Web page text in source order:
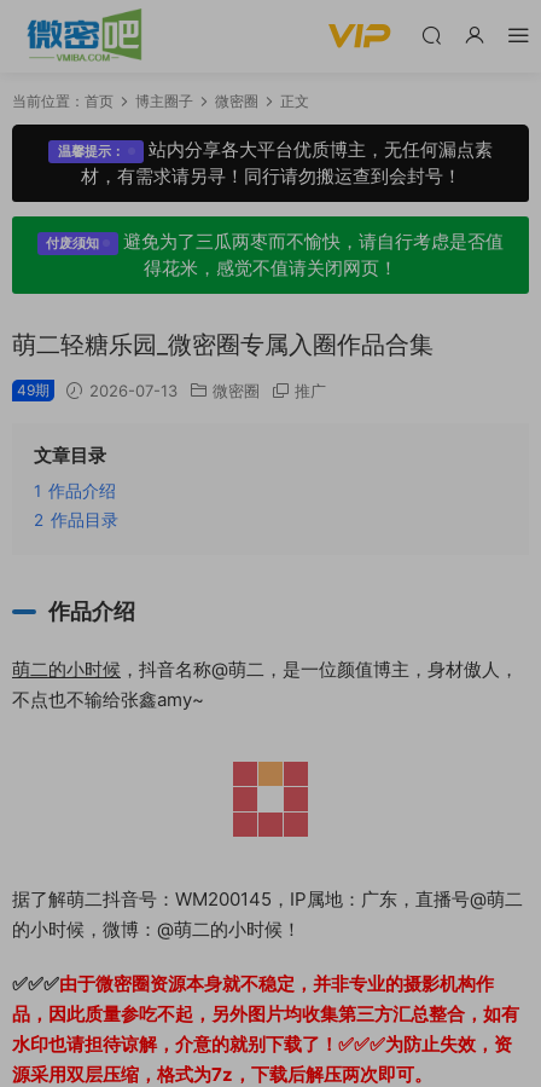
当前位置： 首页 博主圈子 微密圈 正文
温馨提示：
站内分享各大平台优质博主，无任何漏点素
材，有需求请另寻！同行请勿搬运查到会封号！
付废须知
避免为了三瓜两枣而不愉快，请自行考虑是否值
得花米，感觉不值请关闭网页！
萌二轻糖乐园_微密圈专属入圈作品合集
49期 2026-07-13 微密圈 推广
文章目录
1 作品介绍
2 作品目录
作品介绍
萌二的小时候 ，抖音名称@萌二，是一位颜值博主，身材傲人，
不点也不输给张鑫amy~
据了解萌二抖音号：WM200145，IP属地：广东，直播号@萌二
的小时候，微博：@萌二的小时候！
✅✅✅由于微密圈资源本身就不稳定，并非专业的摄影机构作
品，因此质量参吃不起，另外图片均收集第三方汇总整合，如有
水印也请担待谅解，介意的就别下载了！✅✅✅为防止失效，资
源采用双层压缩，格式为7z，下载后解压两次即可。